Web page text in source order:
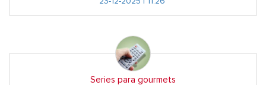
Series para gourmets